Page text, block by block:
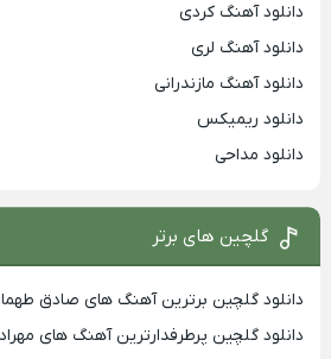
دانلود آهنگ کردی
دانلود آهنگ لری
دانلود آهنگ مازندرانی
دانلود ریمیکس
دانلود مداحی
گلچین های برتر
دانلود گلچین برترین آهنگ های صادق
دانلود گلچین پرطرفدارترین آهنگ های مهراد